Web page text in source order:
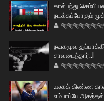
கால்பந்து
நடக்கப்போகும்
நவகமுவ
சாவடைந்தார்..!
உலகக் கிண்ண
எம்பாப்பே அசத்தல்!